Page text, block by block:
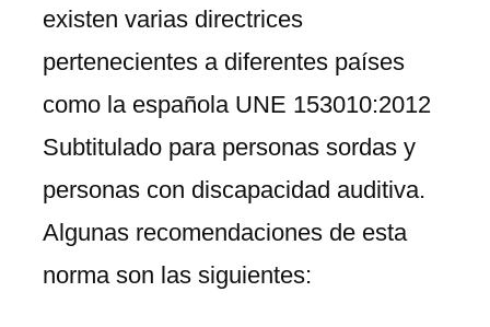
existen varias directrices
pertenecientes a diferentes países
como la española UNE 153010:2012
Subtitulado para personas sordas y
personas con discapacidad auditiva.
Algunas recomendaciones de esta
norma son las siguientes: